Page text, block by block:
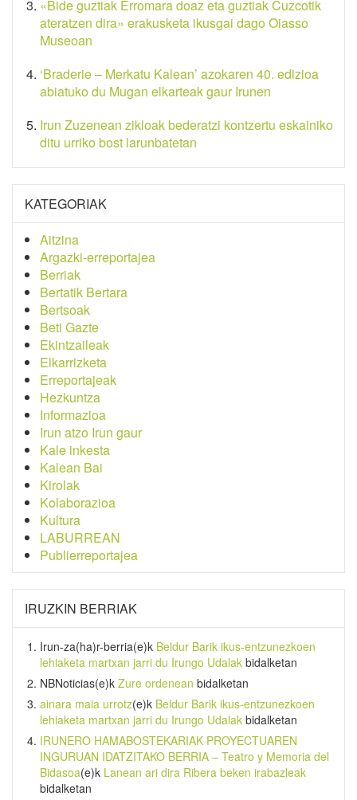
«Bide guztiak Erromara doaz eta guztiak Cuzcotik
ateratzen dira» erakusketa ikusgai dago Oiasso
Museoan
‘Braderie – Merkatu Kalean’ azokaren 40. edizioa
abiatuko du Mugan elkarteak gaur Irunen
Irun Zuzenean zikloak bederatzi kontzertu eskainiko
ditu urriko bost larunbatetan
KATEGORIAK
Aitzina
Argazki-erreportajea
Berriak
Bertatik Bertara
Bertsoak
Beti Gazte
Ekintzaileak
Elkarrizketa
Erreportajeak
Hezkuntza
Informazioa
Irun atzo Irun gaur
Kale inkesta
Kalean Bai
Kirolak
Kolaborazioa
Kultura
LABURREAN
Publierreportajea
IRUZKIN BERRIAK
Irun-za(ha)r-berria(e)k Beldur Barik ikus-entzunezkoen
lehiaketa martxan jarri du Irungo Udalak bidalketan
NBNoticias(e)k Zure ordenean bidalketan
ainara maia urrotz(e)k Beldur Barik ikus-entzunezkoen
lehiaketa martxan jarri du Irungo Udalak bidalketan
IRUNERO HAMABOSTEKARIAK PROYECTUAREN
INGURUAN IDATZITAKO BERRIA – Teatro y Memoria del
Bidasoa(e)k Lanean ari dira Ribera beken irabazleak
bidalketan